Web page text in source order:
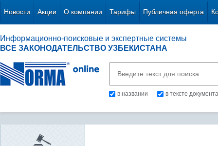
Новости Акции О компании Тарифы Публичная оферта
Информационно-поисковые и экспертные системы
ВСЕ ЗАКОНОДАТЕЛЬСТВО УЗБЕКИСТАНА
в названии в тексте документа